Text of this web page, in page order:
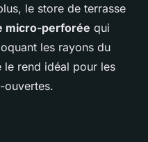
le store de terrasse
micro-perforée qui
les rayons du
le rend idéal pour les
ouvertes.